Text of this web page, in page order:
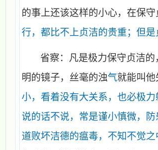
的事上还该这样的小心，在保守
行，都比不上贞洁的贵重；但
省察：凡是极力保守贞洁
明的镜子，丝毫的浊气就能叫他
小，看着没有大关系，也必极
说的话不说，常是谨小慎微，
道败坏洁德的瘟毒，不知不觉之